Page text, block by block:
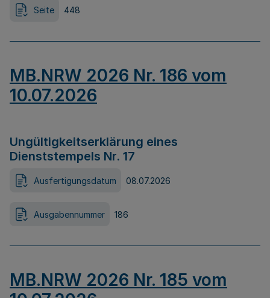
Seite 448
MB.NRW 2026 Nr. 186 vom
10.07.2026
Ungültigkeitserklärung eines
Dienststempels Nr. 17
Ausfertigungsdatum 08.07.2026
Ausgabennummer 186
MB.NRW 2026 Nr. 185 vom